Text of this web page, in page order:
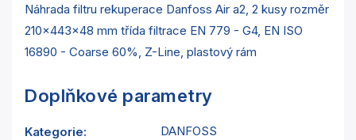
Náhrada filtru rekuperace Danfoss Air a2, 2 kusy rozměr
210x443x48 mm třída filtrace EN 779 - G4, EN ISO
16890 - Coarse 60%, Z-Line, plastový rám
Doplňkové parametry
Kategorie:
DANFOSS